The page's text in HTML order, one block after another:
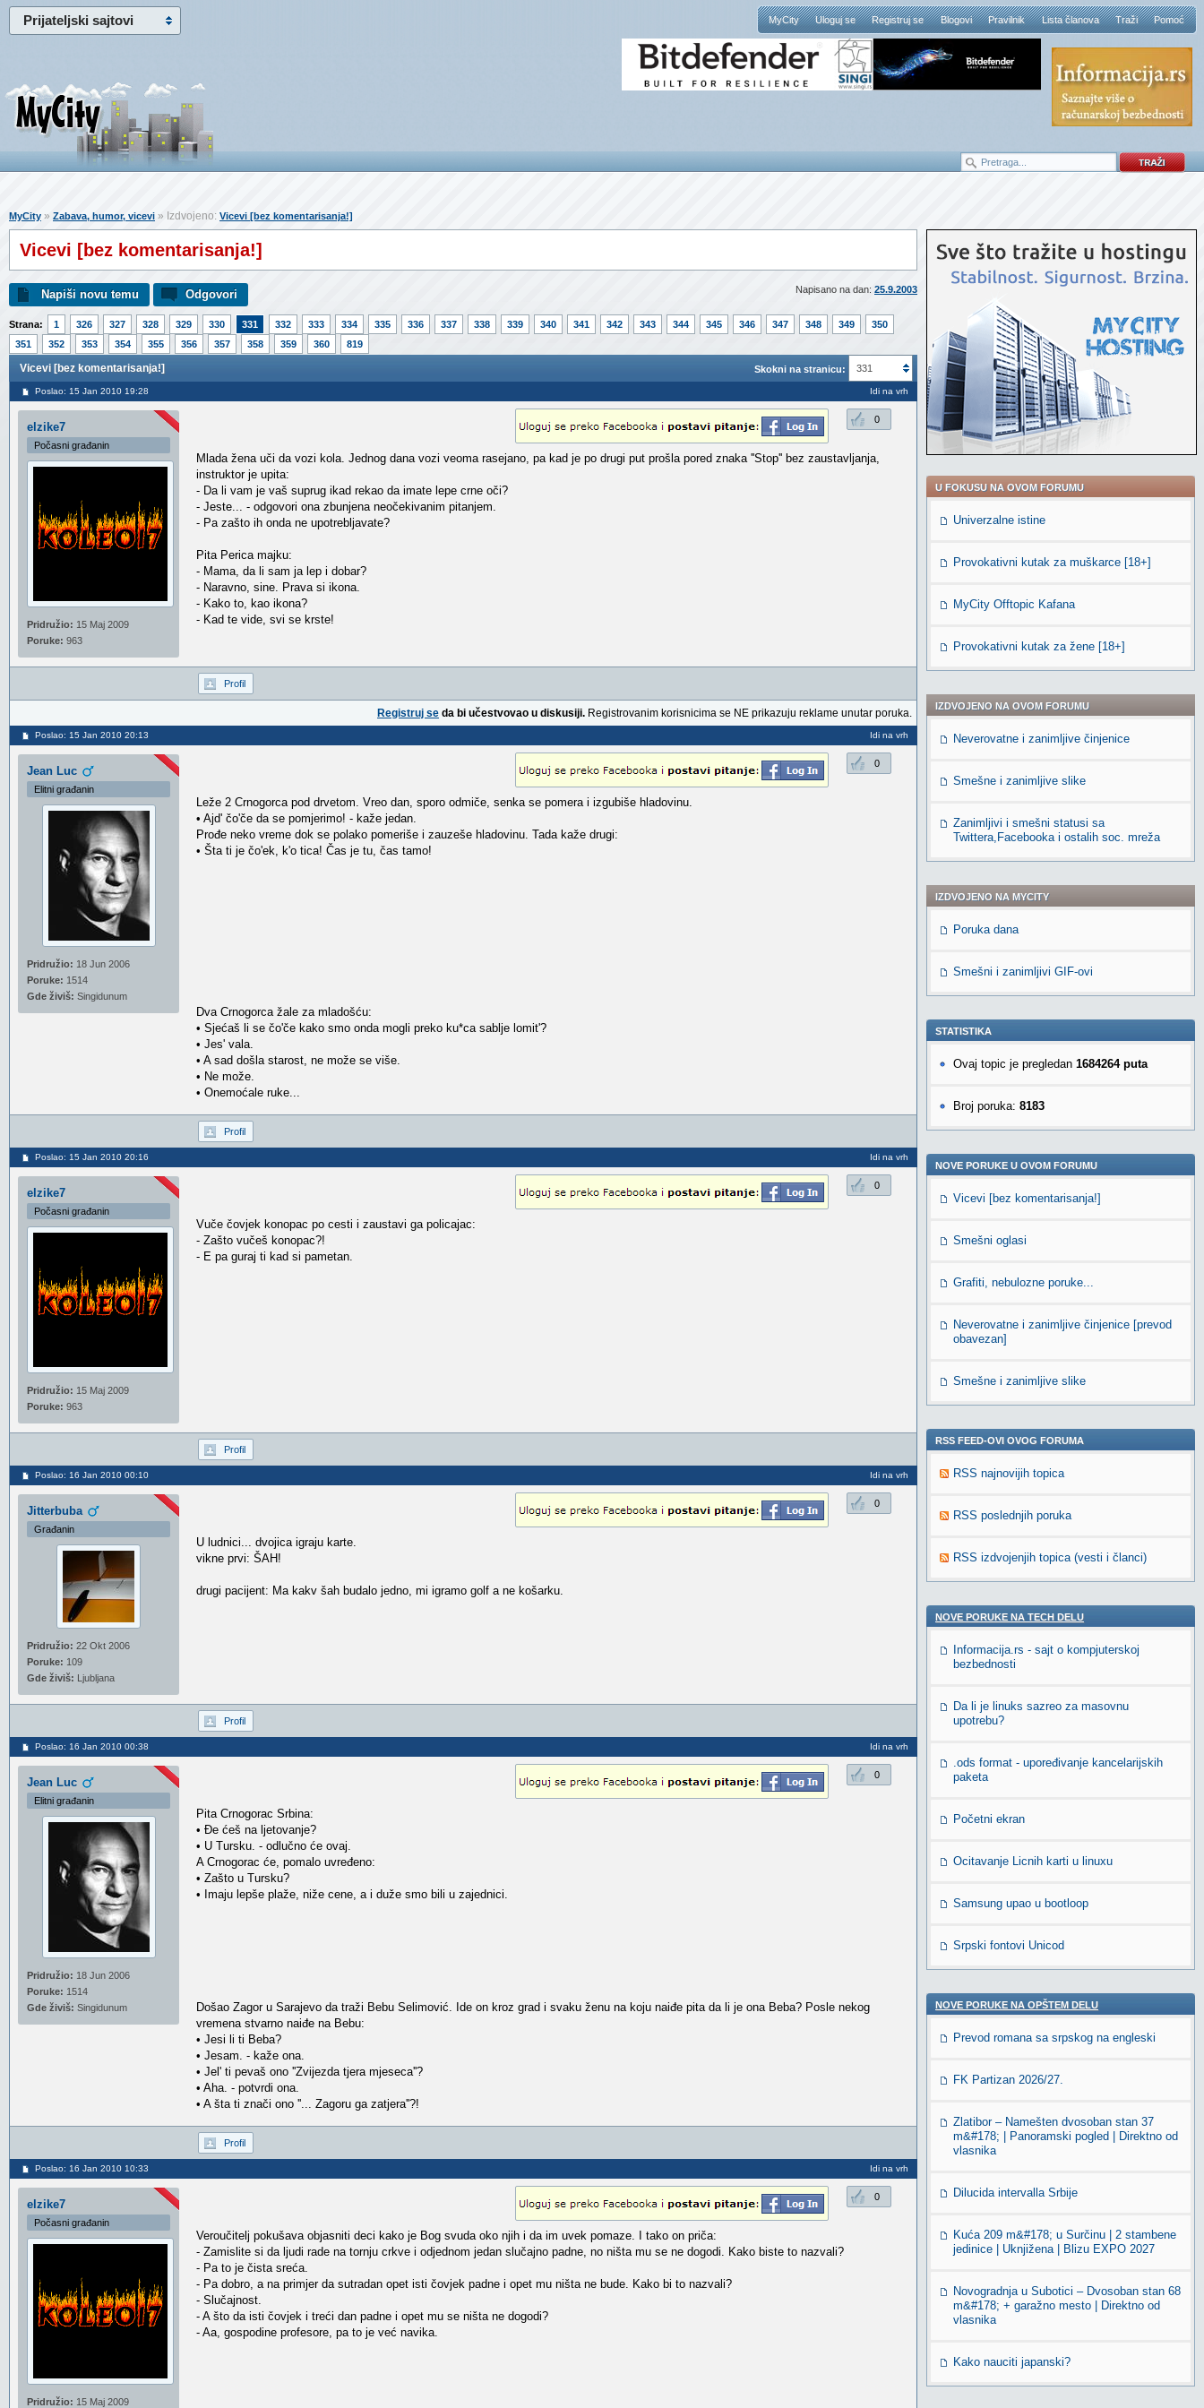
Prijateljski sajtovi MyCity Uloguj se Registruj se Blogovi Pravilnik Lista članova Traži Pomoć
MyCity » Zabava, humor, vicevi » Izdvojeno: Vicevi [bez komentarisanja!]
Vicevi [bez komentarisanja!]
Napisano na dan: 25.9.2003
Napiši novu temu Odgovori
Strana: 1 326 327 328 329 330 331 332 333 334 335 336 337 338 339 340 341 342 343 344 345 346 347 348 349
350
351
352 353 354 355 356 357 358 359 360 819
Skokni na stranicu: 331
Vicevi [bez komentarisanja!]
Poslao: 15 Jan 2010 19:28 Idi na vrh
elzike7
Počasni građanin
Pridružio: 15 Maj 2009
Poruke: 963
0
Mlada žena uči da vozi kola. Jednog dana vozi veoma rasejano, pa kad je po drugi put prošla pored znaka ''Stop'' bez zaustavljanja,
instruktor je upita:
- Da li vam je vaš suprug ikad rekao da imate lepe crne oči?
- Jeste... - odgovori ona zbunjena neočekivanim pitanjem.
- Pa zašto ih onda ne upotrebljavate?
Pita Perica majku:
- Mama, da li sam ja lep i dobar?
- Naravno, sine. Prava si ikona.
- Kako to, kao ikona?
- Kad te vide, svi se krste!
Profil
Registruj se da bi učestvovao u diskusiji. Registrovanim korisnicima se NE prikazuju reklame unutar poruka.
Poslao: 15 Jan 2010 20:13 Idi na vrh
Jean Luc
Elitni građanin
Pridružio: 18 Jun 2006
Poruke: 1514
Gde živiš: Singidunum
0
Leže 2 Crnogorca pod drvetom. Vreo dan, sporo odmiče, senka se pomera i izgubiše hladovinu.
• Ajd' čo'če da se pomjerimo! - kaže jedan.
Prođe neko vreme dok se polako pomeriše i zauzeše hladovinu. Tada kaže drugi:
• Šta ti je čo'ek, k'o tica! Čas je tu, čas tamo!
Dva Crnogorca žale za mladošću:
• Sjećaš li se čo'če kako smo onda mogli preko ku*ca sablje lomit'?
• Jes' vala.
• A sad došla starost, ne može se više.
• Ne može.
• Onemoćale ruke...
Profil
Poslao: 15 Jan 2010 20:16 Idi na vrh
elzike7
Počasni građanin
Pridružio: 15 Maj 2009
Poruke: 963
0
Vuče čovjek konopac po cesti i zaustavi ga policajac:
- Zašto vučeš konopac?!
- E pa guraj ti kad si pametan.
Profil
Poslao: 16 Jan 2010 00:10 Idi na vrh
Jitterbuba
Građanin
Pridružio: 22 Okt 2006
Poruke: 109
Gde živiš: Ljubljana
0
U ludnici... dvojica igraju karte.
vikne prvi: ŠAH!
drugi pacijent: Ma kakv šah budalo jedno, mi igramo golf a ne košarku.
Profil
Poslao: 16 Jan 2010 00:38 Idi na vrh
Jean Luc
Elitni građanin
Pridružio: 18 Jun 2006
Poruke: 1514
Gde živiš: Singidunum
0
Pita Crnogorac Srbina:
• Đe ćeš na ljetovanje?
• U Tursku. - odlučno će ovaj.
A Crnogorac će, pomalo uvređeno:
• Zašto u Tursku?
• Imaju lepše plaže, niže cene, a i duže smo bili u zajednici.
Došao Zagor u Sarajevo da traži Bebu Selimović. Ide on kroz grad i svaku ženu na koju naiđe pita da li je ona Beba? Posle nekog
vremena stvarno naiđe na Bebu:
• Jesi li ti Beba?
• Jesam. - kaže ona.
• Jel' ti pevaš ono ''Zvijezda tjera mjeseca''?
• Aha. - potvrdi ona.
• A šta ti znači ono ''... Zagoru ga zatjera''?!
Profil
Poslao: 16 Jan 2010 10:33 Idi na vrh
elzike7
Počasni građanin
Pridružio: 15 Maj 2009
0
Veroučitelj pokušava objasniti deci kako je Bog svuda oko njih i da im uvek pomaze. I tako on priča:
- Zamislite si da ljudi rade na tornju crkve i odjednom jedan slučajno padne, no ništa mu se ne dogodi. Kako biste to nazvali?
- Pa to je čista sreća.
- Pa dobro, a na primjer da sutradan opet isti čovjek padne i opet mu ništa ne bude. Kako bi to nazvali?
- Slučajnost.
- A što da isti čovjek i treći dan padne i opet mu se ništa ne dogodi?
- Aa, gospodine profesore, pa to je već navika.
U FOKUSU NA OVOM FORUMU
Univerzalne istine
Provokativni kutak za muškarce [18+]
MyCity Offtopic Kafana
Provokativni kutak za žene [18+]
IZDVOJENO NA OVOM FORUMU
Neverovatne i zanimljive činjenice
Smešne i zanimljive slike
Zanimljivi i smešni statusi sa
Twittera,Facebooka i ostalih soc. mreža
IZDVOJENO NA MYCITY
Poruka dana
Smešni i zanimljivi GIF-ovi
STATISTIKA
Ovaj topic je pregledan 1684264 puta
Broj poruka: 8183
NOVE PORUKE U OVOM FORUMU
Vicevi [bez komentarisanja!]
Smešni oglasi
Grafiti, nebulozne poruke...
Neverovatne i zanimljive činjenice [prevod
obavezan]
Smešne i zanimljive slike
RSS FEED-OVI OVOG FORUMA
RSS najnovijih topica
RSS poslednjih poruka
RSS izdvojenjih topica (vesti i članci)
NOVE PORUKE NA TECH DELU
Informacija.rs - sajt o kompjuterskoj
bezbednosti
Da li je linuks sazreo za masovnu
upotrebu?
.ods format - upoređivanje kancelarijskih
paketa
Početni ekran
Ocitavanje Licnih karti u linuxu
Samsung upao u bootloop
Srpski fontovi Unicod
NOVE PORUKE NA OPŠTEM DELU
Prevod romana sa srpskog na engleski
FK Partizan 2026/27.
Zlatibor – Namešten dvosoban stan 37
m&#178; | Panoramski pogled | Direktno od
vlasnika
Dilucida intervalla Srbije
Kuća 209 m&#178; u Surčinu | 2 stambene
jedinice | Uknjižena | Blizu EXPO 2027
Novogradnja u Subotici – Dvosoban stan 68
m&#178; + garažno mesto | Direktno od
vlasnika
Kako nauciti japanski?